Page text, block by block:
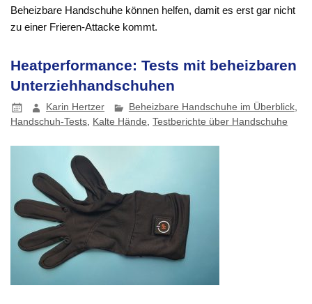
Beheizbare Handschuhe können helfen, damit es erst gar nicht
zu einer Frieren-Attacke kommt.
Heatperformance: Tests mit beheizbaren
Unterziehhandschuhen
Karin Hertzer Beheizbare Handschuhe im Überblick,
Handschuh-Tests Kalte Hände ,Testberichte über Handschuhe